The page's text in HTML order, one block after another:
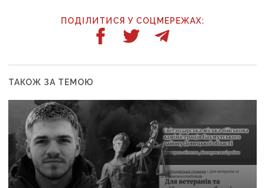
ПОДІЛИТИСЯ У СОЦМЕРЕЖАХ:
ТАКОЖ ЗА ТЕМОЮ